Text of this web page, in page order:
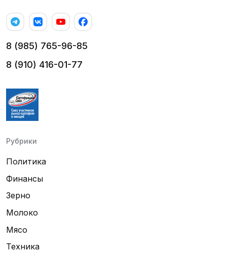
8 (985) 765-96-85
8 (910) 416-01-77
Рубрики
Политика
Финансы
Зерно
Молоко
Мясо
Техника